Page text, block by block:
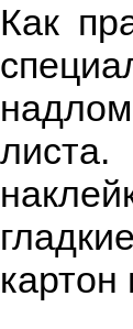
Как
листа.
картон